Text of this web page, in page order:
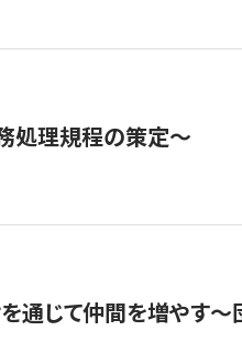
処理規程の策定～
を通じて仲間を増やす